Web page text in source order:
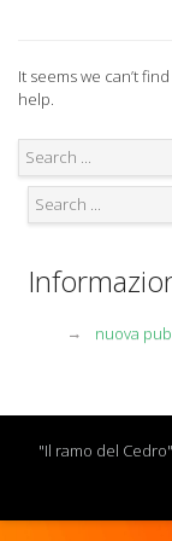
It seems we can’t
help.
nuova
"Il ramo del